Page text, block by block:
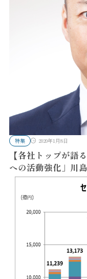
特集 2020年1月8日
【各社トップが語
への活動強化」川